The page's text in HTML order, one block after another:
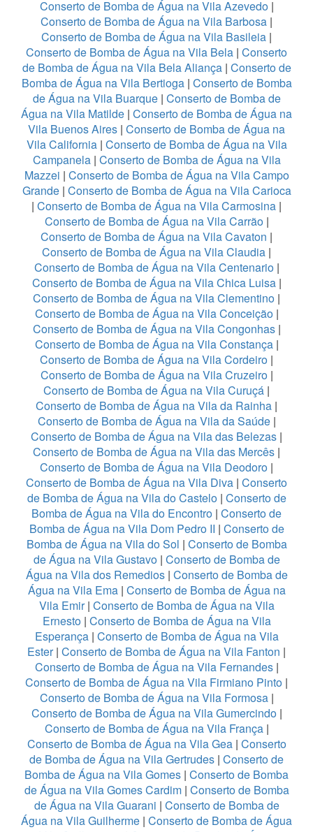
Conserto de Bomba de Água na Vila Azevedo|
Conserto de Bomba de Água na Vila Barbosa |
Conserto de Bomba de Água na Vila Basileia |
Conserto de Bomba de Água na Vila Bela | Conserto
de Bomba de Água na Vila Bela Aliança| Conserto de
Bomba de Água na Vila Bertioga| Conserto de Bomba
de Água na Vila Buarque| Conserto de Bomba de
Água na Vila Matilde | Conserto de Bomba de Água na
Vila Buenos Aires | Conserto de Bomba de Água na
Vila California| Conserto de Bomba de Água na Vila
Campanela| Conserto de Bomba de Água na Vila
Mazzei | Conserto de Bomba de Água na Vila Campo
Grande| Conserto de Bomba de Água na Vila Carioca
| Conserto de Bomba de Água na Vila Carmosina |
Conserto de Bomba de Água na Vila Carrão|
Conserto de Bomba de Água na Vila Cavaton |
Conserto de Bomba de Água na Vila Claudia |
Conserto de Bomba de Água na Vila Centenario|
Conserto de Bomba de Água na Vila Chica Luisa |
Conserto de Bomba de Água na Vila Clementino |
Conserto de Bomba de Água na Vila Conceição|
Conserto de Bomba de Água na Vila Congonhas|
Conserto de Bomba de Água na Vila Constança|
Conserto de Bomba de Água na Vila Cordeiro |
Conserto de Bomba de Água na Vila Cruzeiro |
Conserto de Bomba de Água na Vila Curuçá |
Conserto de Bomba de Água na Vila da Rainha |
Conserto de Bomba de Água na Vila da Saúde|
Conserto de Bomba de Água na Vila das Belezas |
Conserto de Bomba de Água na Vila das Mercês |
Conserto de Bomba de Água na Vila Deodoro |
Conserto de Bomba de Água na Vila Diva | Conserto
de Bomba de Água na Vila do Castelo| Conserto de
Bomba de Água na Vila do Encontro | Conserto de
Bomba de Água na Vila Dom Pedro II | Conserto de
Bomba de Água na Vila do Sol | Conserto de Bomba
de Água na Vila Gustavo| Conserto de Bomba de
Água na Vila dos Remedios| Conserto de Bomba de
Água na Vila Ema| Conserto de Bomba de Água na
Vila Emir| Conserto de Bomba de Água na Vila
Ernesto| Conserto de Bomba de Água na Vila
Esperança| Conserto de Bomba de Água na Vila
Ester| Conserto de Bomba de Água na Vila Fanton |
Conserto de Bomba de Água na Vila Fernandes|
Conserto de Bomba de Água na Vila Firmiano Pinto |
Conserto de Bomba de Água na Vila Formosa|
Conserto de Bomba de Água na Vila Gumercindo|
Conserto de Bomba de Água na Vila França|
Conserto de Bomba de Água na Vila Gea| Conserto
de Bomba de Água na Vila Gertrudes | Conserto de
Bomba de Água na Vila Gomes | Conserto de Bomba
de Água na Vila Gomes Cardim| Conserto de Bomba
de Água na Vila Guarani | Conserto de Bomba de
Água na Vila Guilherme | Conserto de Bomba de Água